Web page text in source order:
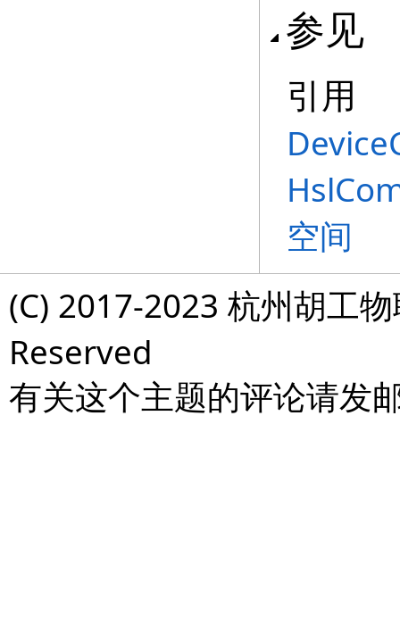
参见
引用
空间
(C) 2017-2023 杭州胡工
Reserved
有关这个主题的评论请发